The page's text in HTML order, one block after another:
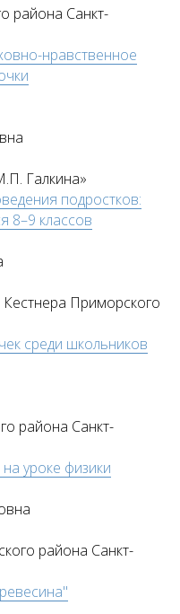
района Санкт-
нравственное
Галкина»
подростков:
8–9 классов
Приморского
среди школьников
района Санкт-
уроке физики
района Санкт-